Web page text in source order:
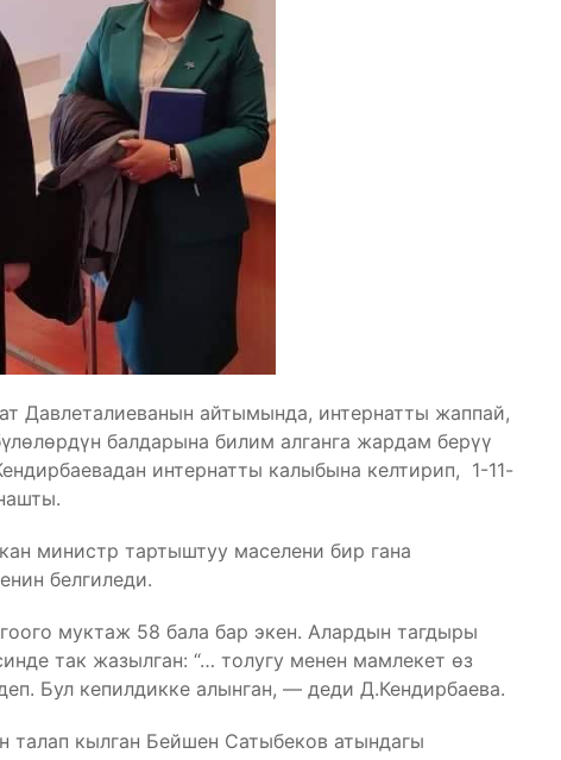
Давлеталиеванын айтымында, интернатты жаппай,
балдарына билим алганга жардам берүү
интернатты калыбына келтирип, 1-11-
министр тартыштуу маселени бир гана
белгиледи.
муктаж 58 бала бар экен. Алардын тагдыры
так жазылган: “… толугу менен мамлекет өз
Бул кепилдикке алынган, — деди Д.Кендирбаева.
талап кылган Бейшен Сатыбеков атындагы